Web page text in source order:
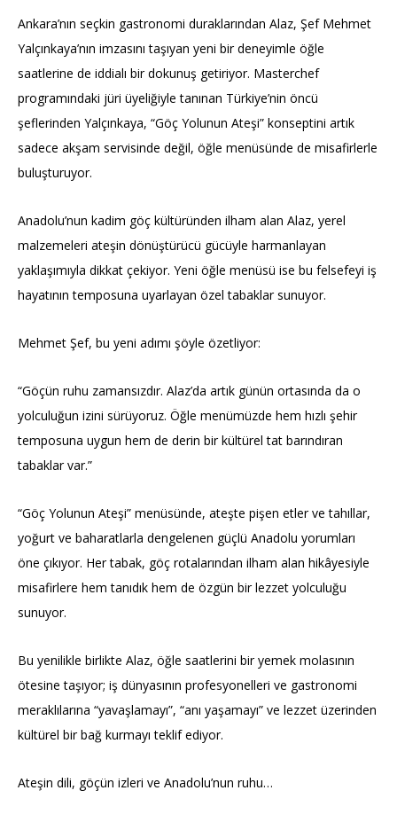
Ankara’nın seçkin gastronomi duraklarından Alaz, Şef Mehmet
Yalçınkaya’nın imzasını taşıyan yeni bir deneyimle öğle
saatlerine de iddialı bir dokunuş getiriyor. Masterchef
programındaki jüri üyeliğiyle tanınan Türkiye’nin öncü
şeflerinden Yalçınkaya, “Göç Yolunun Ateşi” konseptini artık
sadece akşam servisinde değil, öğle menüsünde de misafirlerle
buluşturuyor.
Anadolu’nun kadim göç kültüründen ilham alan Alaz, yerel
malzemeleri ateşin dönüştürücü gücüyle harmanlayan
yaklaşımıyla dikkat çekiyor. Yeni öğle menüsü ise bu felsefeyi iş
hayatının temposuna uyarlayan özel tabaklar sunuyor.
Mehmet Şef, bu yeni adımı şöyle özetliyor:
“Göçün ruhu zamansızdır. Alaz’da artık günün ortasında da o
yolculuğun izini sürüyoruz. Öğle menümüzde hem hızlı şehir
temposuna uygun hem de derin bir kültürel tat barındıran
tabaklar var.”
“Göç Yolunun Ateşi” menüsünde, ateşte pişen etler ve tahıllar,
yoğurt ve baharatlarla dengelenen güçlü Anadolu yorumları
öne çıkıyor. Her tabak, göç rotalarından ilham alan hikâyesiyle
misafirlere hem tanıdık hem de özgün bir lezzet yolculuğu
sunuyor.
Bu yenilikle birlikte Alaz, öğle saatlerini bir yemek molasının
ötesine taşıyor; iş dünyasının profesyonelleri ve gastronomi
meraklılarına “yavaşlamayı”, “anı yaşamayı” ve lezzet üzerinden
kültürel bir bağ kurmayı teklif ediyor.
Ateşin dili, göçün izleri ve Anadolu’nun ruhu…